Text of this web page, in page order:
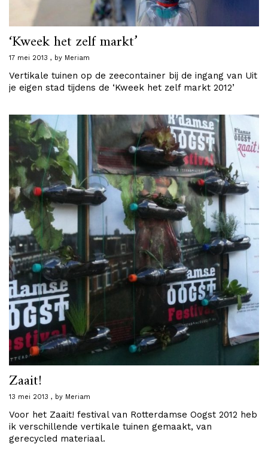
‘Kweek het zelf markt’
17 mei 2013 by Meriam
Vertikale tuinen op de zeecontainer bij de ingang van Uit
je eigen stad tijdens de ‘Kweek het zelf markt 2012’
Zaait!
13 mei 2013 by Meriam
Voor het Zaait! festival van Rotterdamse Oogst 2012 heb
ik verschillende vertikale tuinen gemaakt, van
gerecycled materiaal.